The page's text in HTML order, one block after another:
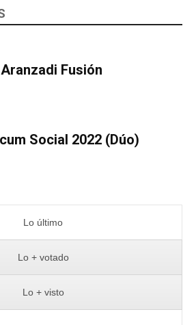
Aranzadi Fusión
Social 2022 (Dúo)
Lo último
Lo + votado
Lo + visto